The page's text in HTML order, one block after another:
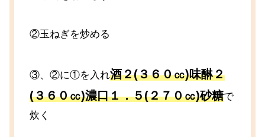
②玉ねぎを炒める
③、②に①を入れ酒２(３６０㏄)味醂２
(３６０㏄)濃口１．５(２７０㏄)砂糖で
炊く